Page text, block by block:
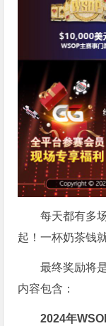
每天都有多
起！一杯奶茶钱
最终奖励将
内容包含：
2024年